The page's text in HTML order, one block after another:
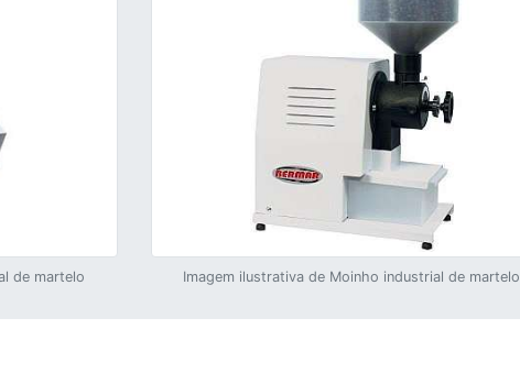
de martelo Imagem ilustrativa de Moinho industrial de martelo